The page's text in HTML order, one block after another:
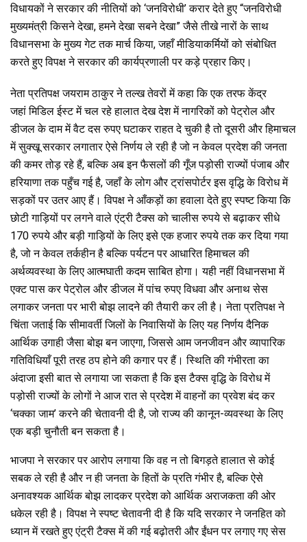
विधायकों ने सरकार की नीतियों को ‘जनविरोधी’ करार देते हुए “जनविरोधी
मुख्यमंत्री किसने देखा, हमने देखा सबने देखा” जैसे तीखे नारों के साथ
विधानसभा के मुख्य गेट तक मार्च किया, जहाँ मीडियाकर्मियों को संबोधित
करते हुए विपक्ष ने सरकार की कार्यप्रणाली पर कड़े प्रहार किए।
नेता प्रतिपक्ष जयराम ठाकुर ने तल्ख तेवरों में कहा कि एक तरफ केंद्र
जहां मिडिल ईस्ट में चल रहे हालात देख देश में नागरिकों को पेट्रोल और
डीजल के दाम में वैट दस रुपए घटाकर राहत दे चुकी है तो दूसरी और हिमाचल
में सुक्खू सरकार लगातार ऐसे निर्णय ले रही है जो न केवल प्रदेश की जनता
की कमर तोड़ रहे हैं, बल्कि अब इन फैसलों की गूँज पड़ोसी राज्यों पंजाब और
हरियाणा तक पहुँच गई है, जहाँ के लोग और ट्रांसपोर्टर इस वृद्धि के विरोध में
सड़कों पर उतर आए हैं। विपक्ष ने आँकड़ों का हवाला देते हुए स्पष्ट किया कि
छोटी गाड़ियों पर लगने वाले एंट्री टैक्स को चालीस रुपये से बढ़ाकर सीधे
170 रुपये और बड़ी गाड़ियों के लिए इसे एक हजार रुपये तक कर दिया गया
है, जो न केवल तर्कहीन है बल्कि पर्यटन पर आधारित हिमाचल की
अर्थव्यवस्था के लिए आत्मघाती कदम साबित होगा। यही नहीं विधानसभा में
एक्ट पास कर पेट्रोल और डीजल में पांच रुपए विधवा और अनाथ सेस
लगाकर जनता पर भारी बोझ लादने की तैयारी कर ली है। नेता प्रतिपक्ष ने
चिंता जताई कि सीमावर्ती जिलों के निवासियों के लिए यह निर्णय दैनिक
आर्थिक उगाही जैसा बोझ बन जाएगा, जिससे आम जनजीवन और व्यापारिक
गतिविधियाँ पूरी तरह ठप होने की कगार पर हैं। स्थिति की गंभीरता का
अंदाजा इसी बात से लगाया जा सकता है कि इस टैक्स वृद्धि के विरोध में
पड़ोसी राज्यों के लोगों ने आज रात से प्रदेश में वाहनों का प्रवेश बंद कर
‘चक्का जाम’ करने की चेतावनी दी है, जो राज्य की कानून-व्यवस्था के लिए
एक बड़ी चुनौती बन सकता है।
भाजपा ने सरकार पर आरोप लगाया कि वह न तो बिगड़ते हालात से कोई
सबक ले रही है और न ही जनता के हितों के प्रति गंभीर है, बल्कि ऐसे
अनावश्यक आर्थिक बोझ लादकर प्रदेश को आर्थिक अराजकता की ओर
धकेल रही है। विपक्ष ने स्पष्ट चेतावनी दी है कि यदि सरकार ने जनहित को
ध्यान में रखते हुए एंट्री टैक्स में की गई बढ़ोतरी और ईंधन पर लगाए गए सेस